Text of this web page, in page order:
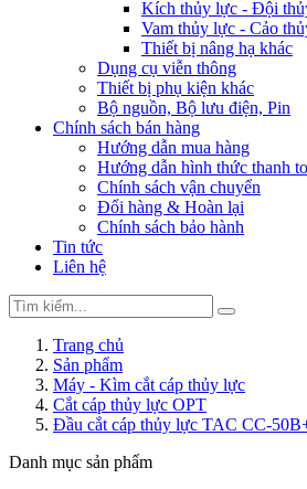
Kích thủy lực - Đội
Vam thủy lực - Cảo
Thiết bị nâng hạ khác
Dụng cụ viễn thông
Thiết bị phụ kiện khác
Bộ nguồn, Bộ lưu điện, Pin
Chính sách bán hàng
Hướng dẫn mua hàng
Hướng dẫn hình thức thanh
Chính sách vận chuyển
Đổi hàng & Hoàn lại
Chính sách bảo hành
Tin tức
Liên hệ
Trang chủ
Sản phẩm
Máy - Kìm cắt cáp thủy lực
Cắt cáp thủy lực OPT
Đầu cắt cáp thủy lực TAC CC-
Danh mục sản phẩm